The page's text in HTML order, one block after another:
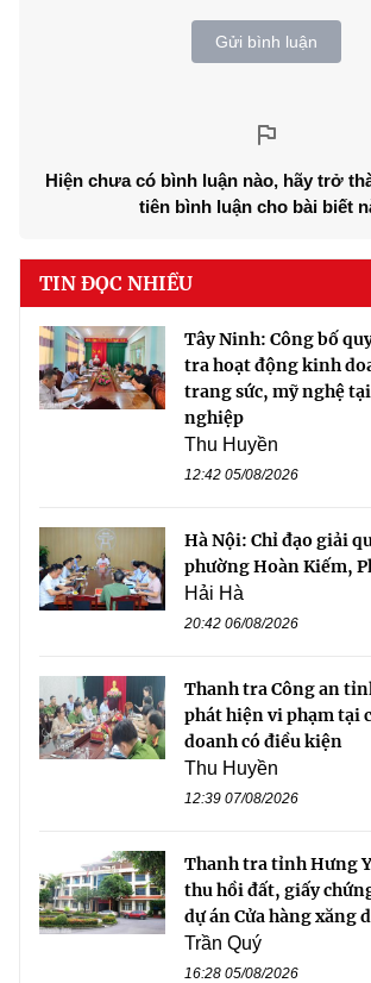
Gửi bình luận
Hiện chưa có bình luận nào, hãy trở
tiên bình luận cho bài biết
TIN ĐỌC NHIỀU
Tây Ninh: Công bố
tra hoạt động kinh
trang sức, mỹ nghệ
nghiệp
Thu Huyền
12:42 05/08/2026
Hà Nội: Chỉ đạo giải
phường Hoàn Kiếm,
Hải Hà
20:42 06/08/2026
Thanh tra Công an
phát hiện vi phạm tại
doanh có điều kiện
Thu Huyền
12:39 07/08/2026
Thanh tra tỉnh Hưng
thu hồi đất, giấy
dự án Cửa hàng xăng
Trần Quý
16:28 05/08/2026